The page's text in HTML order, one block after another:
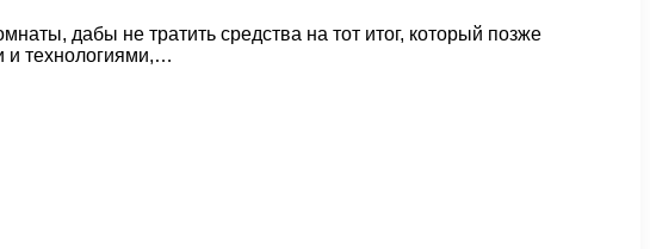
дабы не тратить средства на тот итог, который позже
и технологиями,…